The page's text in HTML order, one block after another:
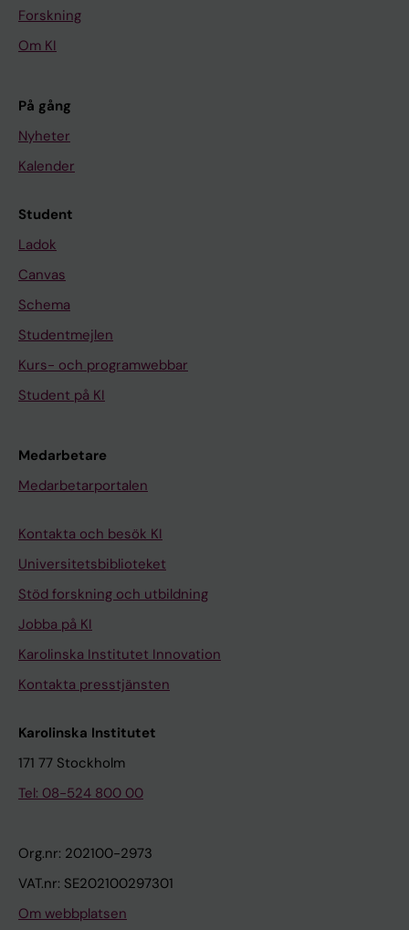
Forskning
Om KI
På gång
Nyheter
Kalender
Student
Ladok
Canvas
Schema
Studentmejlen
Kurs- och programwebbar
Student på KI
Medarbetare
Medarbetarportalen
Kontakta och besök KI
Universitetsbiblioteket
Stöd forskning och utbildning
Jobba på KI
Karolinska Institutet Innovation
Kontakta presstjänsten
Karolinska Institutet
171 77 Stockholm
Tel: 08-524 800 00
Org.nr: 202100-2973
VAT.nr: SE202100297301
Om webbplatsen